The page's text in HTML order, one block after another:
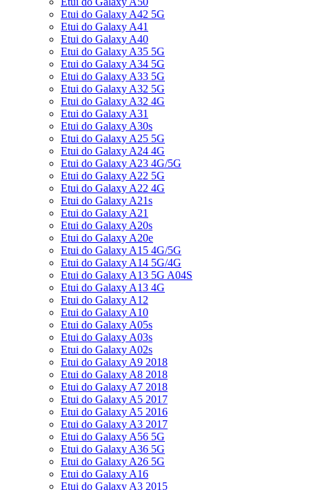
Etui do Galaxy A42 5G
Etui do Galaxy A41
Etui do Galaxy A40
Etui do Galaxy A35 5G
Etui do Galaxy A34 5G
Etui do Galaxy A33 5G
Etui do Galaxy A32 5G
Etui do Galaxy A32 4G
Etui do Galaxy A31
Etui do Galaxy A30s
Etui do Galaxy A25 5G
Etui do Galaxy A24 4G
Etui do Galaxy A23 4G/5G
Etui do Galaxy A22 5G
Etui do Galaxy A22 4G
Etui do Galaxy A21s
Etui do Galaxy A21
Etui do Galaxy A20s
Etui do Galaxy A20e
Etui do Galaxy A15 4G/5G
Etui do Galaxy A14 5G/4G
Etui do Galaxy A13 5G A04S
Etui do Galaxy A13 4G
Etui do Galaxy A12
Etui do Galaxy A10
Etui do Galaxy A05s
Etui do Galaxy A03s
Etui do Galaxy A02s
Etui do Galaxy A9 2018
Etui do Galaxy A8 2018
Etui do Galaxy A7 2018
Etui do Galaxy A5 2017
Etui do Galaxy A5 2016
Etui do Galaxy A3 2017
Etui do Galaxy A56 5G
Etui do Galaxy A36 5G
Etui do Galaxy A26 5G
Etui do Galaxy A16
Etui do Galaxy A3 2015